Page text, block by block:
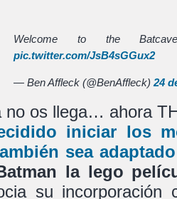
Welcome to the
pic.twitter.com/JsB4sGGux2
— Ben Affleck (@BenAffleck)24
no os llega… ahora
iniciar los
sea
la lego
su incorporación